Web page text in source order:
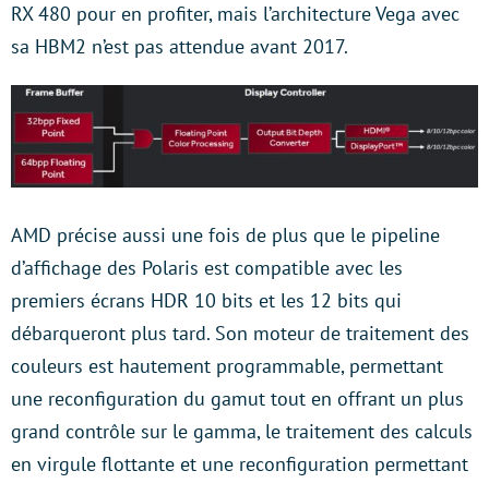
RX 480 pour en profiter, mais l’architecture Vega avec
sa HBM2 n’est pas attendue avant 2017.
AMD précise aussi une fois de plus que le pipeline
d’affichage des Polaris est compatible avec les
premiers écrans HDR 10 bits et les 12 bits qui
débarqueront plus tard. Son moteur de traitement des
couleurs est hautement programmable, permettant
une reconfiguration du gamut tout en offrant un plus
grand contrôle sur le gamma, le traitement des calculs
en virgule flottante et une reconfiguration permettant